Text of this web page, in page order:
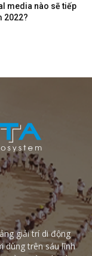
media nào sẽ tiếp
2022?
giải trí di động
dùng trên sáu lĩnh